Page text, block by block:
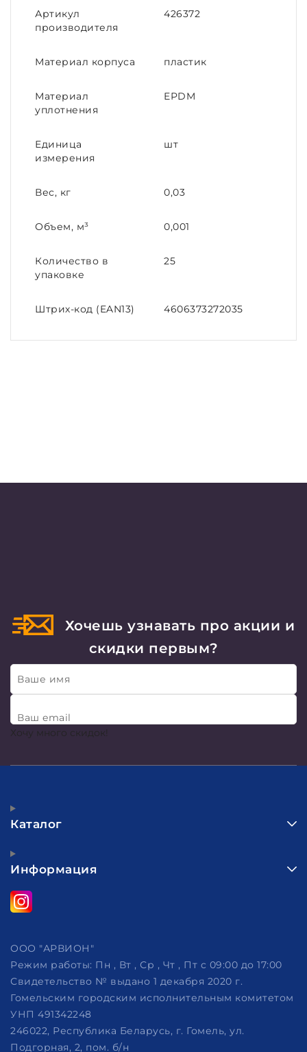
Артикул
производителя
426372
Материал корпуса пластик
Материал
уплотнения
EPDM
Единица
измерения
шт
Вес, кг 0,03
Объем, м³ 0,001
Количество в
упаковке
25
Штрих-код (EAN13) 4606373272035
Хочешь узнавать про акции и
скидки первым?
Ваше имя
Ваш email
Хочу много скидок!
Каталог
Информация
ООО "АРВИОН"
Режим работы: Пн , Вт , Ср , Чт , Пт c 09:00 до 17:00
Свидетельство № выдано 1 декабря 2020 г.
Гомельским городским исполнительным комитетом
УНП 491342248
246022, Республика Беларусь, г. Гомель, ул.
Подгорная, 2, пом. б/н